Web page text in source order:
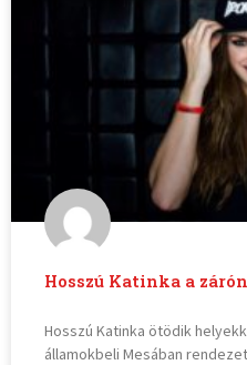
Hosszú Katinka a
Hosszú Katinka ötödik
államokbeli Mesában